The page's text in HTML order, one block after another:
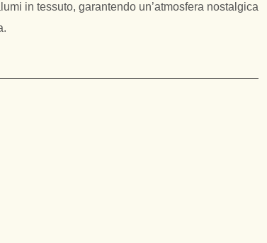
in tessuto, garantendo un’atmosfera nostalgica